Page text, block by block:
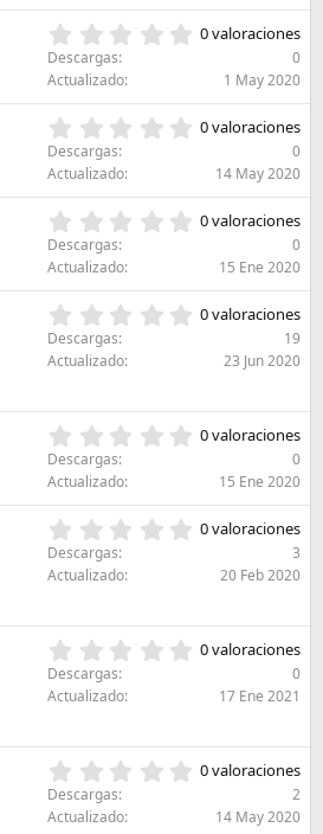
l
s
t
l
0
0
e
s
e
(
s
0 valoraciones
Descargas
0
Actualizado
1 May 2020
0
0
e
s
e
0 valoraciones
Descargas
0
Actualizado
14 May 2020
0
0
e
s
l
0 valoraciones
Descargas
0
Actualizado
15 Ene 2020
0
s
t
l
0 valoraciones
Descargas
19
Actualizado
23 Jun 2020
0
0
e
s
l
0 valoraciones
Descargas
0
Actualizado
15 Ene 2020
0
s
t
l
a
0 valoraciones
Descargas
3
Actualizado
20 Feb 2020
0
s
t
0 valoraciones
Descargas
0
Actualizado
17 Ene 2021
0
0 valoraciones
Descargas
2
Actualizado
14 May 2020